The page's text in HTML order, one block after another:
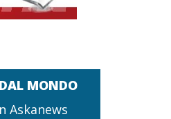
MONDO
Askanews